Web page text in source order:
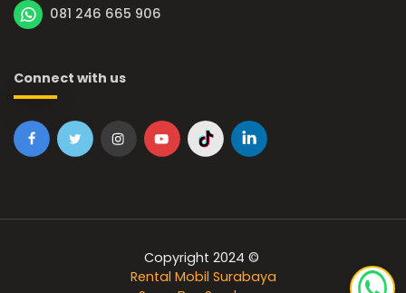
081 246 665 906
Connect with us
Copyright 2024 ©
Rental Mobil Surabaya